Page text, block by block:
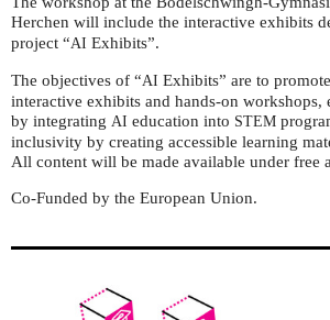
Herchen will include the interactive exhibits
project “AI Exhibits”.
The objectives of “AI Exhibits” are to promote
interactive exhibits and hands-on workshops,
by integrating AI education into STEM
inclusivity by creating accessible learning
All content will be made available under free
Co-Funded by the European Union.